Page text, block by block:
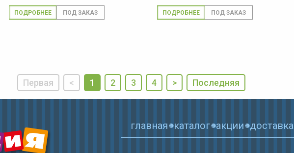
ПОДРОБНЕЕ ПОДРОБНЕЕ
Первая < 1 2 3 4 > Последняя
главная каталог акции доставка